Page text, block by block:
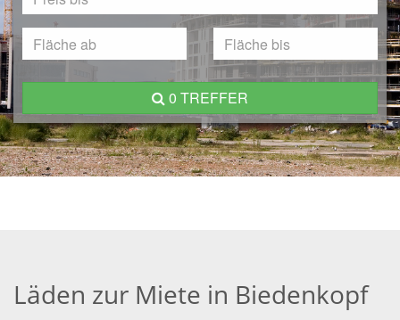
0 TREFFER
Läden zur Miete in Biedenkopf